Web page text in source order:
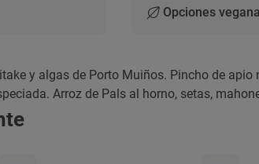
Opciones
y algas de Porto Muiños. Pincho de apio
Arroz de Pals al horno, setas,